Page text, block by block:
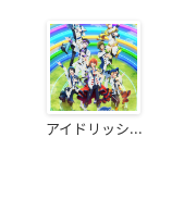
アイドリッシ...